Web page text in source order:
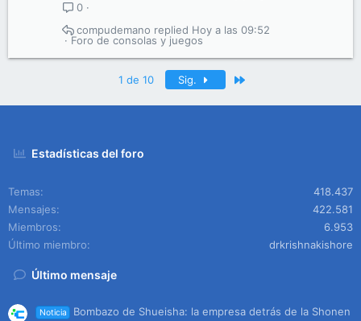
0
Foro de consolas y juegos
Hoy a las 09:52
compudemano
1 de 10 Sig.
Estadísticas del foro
Temas
418.437
Mensajes
422.581
Miembros
6.953
Último miembro
drkrishnakishore
Último mensaje
Noticia
Bombazo de Shueisha: la empresa detrás de la Shonen